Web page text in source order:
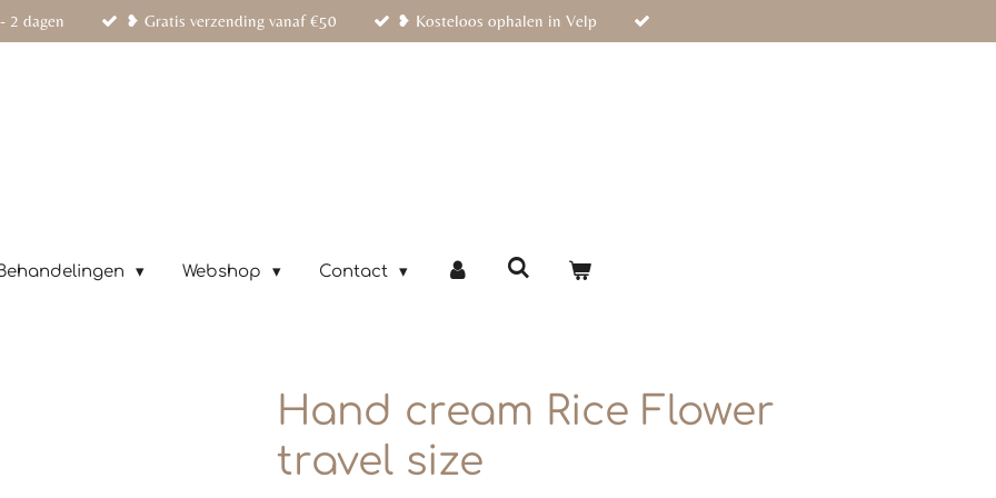
2 dagen ❥ Gratis verzending vanaf €50 ❥ Kosteloos ophalen in Velp
Webshop Contact
Hand cream Rice Flower
travel size